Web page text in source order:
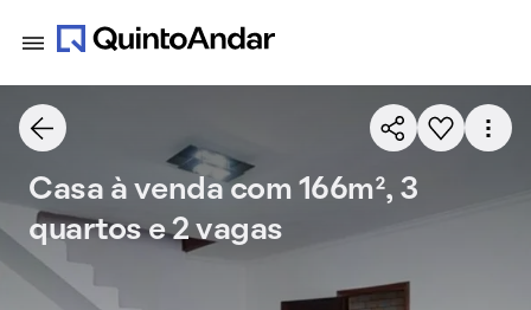
Casa à venda com 166m², 3
quartos e 2 vagas